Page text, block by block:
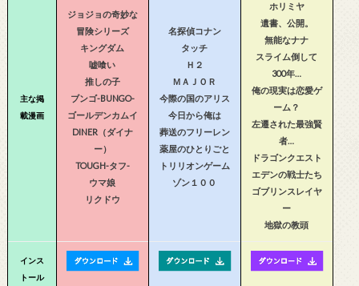
主な掲
載漫画
ジョジョの奇妙な
冒険シリーズ
キングダム
嘘喰い
推しの子
ブンゴ-BUNGO-
ゴールデンカムイ
DINER（ダイナ
ー）
TOUGH-タフ-
ウマ娘
リクドウ
名探偵コナン
タッチ
Ｈ２
ＭＡＪＯＲ
今際の国のアリス
今日から俺は
葬送のフリーレン
薬屋のひとりごと
トリリオンゲーム
ゾン１００
ホリミヤ
遺書、公開。
無能なナナ
スライム倒して
300年…
俺の現実は恋愛ゲ
ーム？
左遷された最強賢
者…
ドラゴンクエスト
エデンの戦士たち
ゴブリンスレイヤ
ー
地獄の教頭
インス
トール